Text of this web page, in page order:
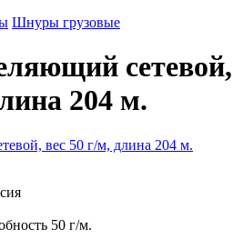
Шнуры грузовые
сетевой,
204 м.
50 г/м.